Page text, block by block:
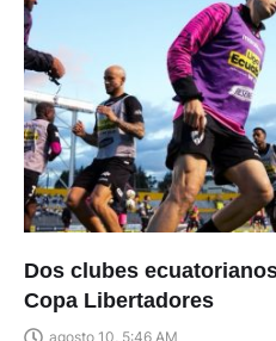
Dos clubes
Copa Libertadores
agosto 10, 5:46 AM
By Ismael Alvarado